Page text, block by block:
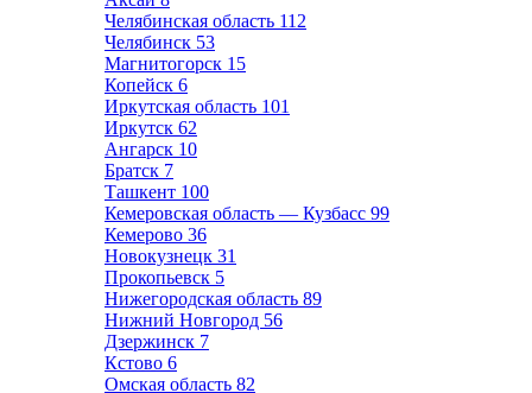
Челябинская область 112
Челябинск 53
Магнитогорск 15
Копейск 6
Иркутская область 101
Иркутск 62
Ангарск 10
Братск 7
Ташкент 100
Кемеровская область — Кузбасс 99
Кемерово 36
Новокузнецк 31
Прокопьевск 5
Нижегородская область 89
Нижний Новгород 56
Дзержинск 7
Кстово 6
Омская область 82